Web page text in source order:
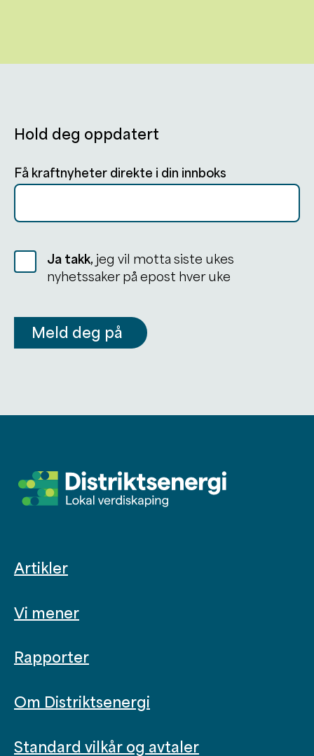
Hold deg oppdatert
Få kraftnyheter direkte i din innboks
Ja takk, jeg vil motta siste ukes
nyhetssaker på epost hver uke
Meld deg på
Artikler
Vi mener
Rapporter
Om Distriktsenergi
Standard vilkår og avtaler